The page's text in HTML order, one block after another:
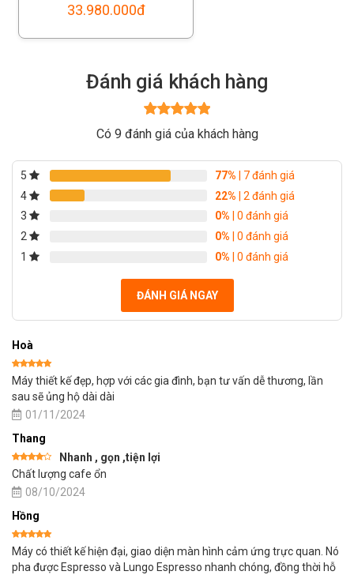
33.980.000đ
Đánh giá khách hàng
Được xếp
hạng
sao
Có 9 đánh giá của khách hàng
5 77% | 7 đánh giá
4
22% | 2 đánh giá
3
0% | 0 đánh giá
2
0% | 0 đánh giá
1
0% | 0 đánh giá
ĐÁNH GIÁ NGAY
Hoà
Được xếp
hạng 55
sao
Máy thiết kế đẹp, hợp với các gia đình, bạn tư vấn dễ thương, lần
sau sẽ ủng hộ dài dài
01/11/2024
Thang
Được
xếp
hạng4 5
sao
Nhanh , gọn ,tiện lợi
Chất lượng cafe ổn
08/10/2024
Hồng
Được xếp
hạng 55
sao
Máy có thiết kế hiện đại, giao diện màn hình cảm ứng trực quan. Nó
pha được Espresso và Lungo Espresso nhanh chóng, đồng thời hỗ